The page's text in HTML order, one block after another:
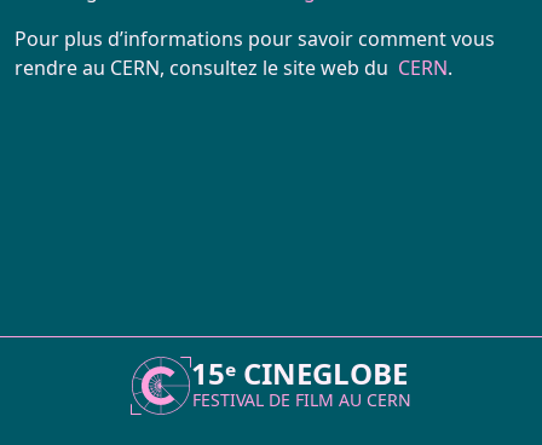
Pour plus d’informations pour savoir comment vous
rendre au CERN, consultez le site web du CERN.
15ᵉ CINEGLOBE
FESTIVAL DE FILM AUCERN
Minima Cinema
CineGlobe 2026 – Photo Album
Retour sur la 15ème édition
Actualités
Répertoire